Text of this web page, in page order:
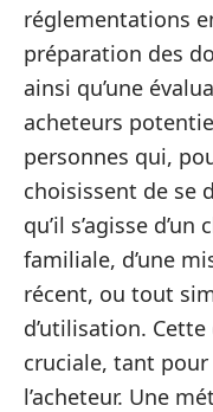
réglementations
préparation des
ainsi qu’une
acheteurs
personnes qui,
choisissent de se
qu’il s’agisse
familiale, d’une
récent, ou tout
d’utilisation. Cette
cruciale, tant
l’acheteur. Une